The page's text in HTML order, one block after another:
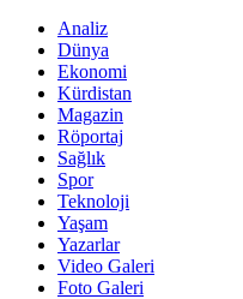
Analiz
Dünya
Ekonomi
Kürdistan
Magazin
Röportaj
Sağlık
Spor
Teknoloji
Yaşam
Yazarlar
Video Galeri
Foto Galeri